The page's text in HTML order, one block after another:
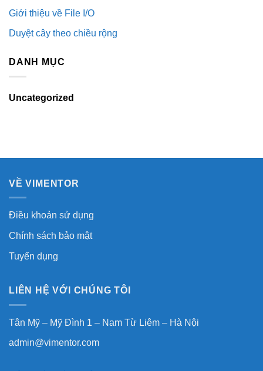
Giới thiệu về File I/O
Duyệt cây theo chiều rộng
DANH MỤC
Uncategorized
VỀ VIMENTOR
Điều khoản sử dụng
Chính sách bảo mật
Tuyển dụng
LIÊN HỆ VỚI CHÚNG TÔI
Tân Mỹ – Mỹ Đình 1 – Nam Từ Liêm – Hà Nội
admin@vimentor.com